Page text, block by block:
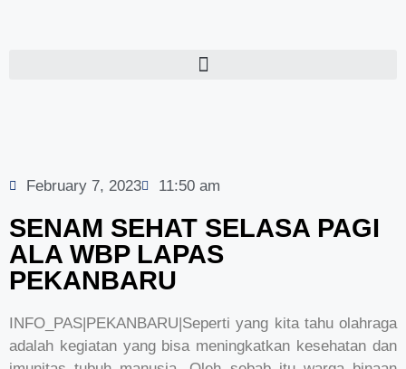
February 7, 2023 11:50 am
SENAM SEHAT SELASA PAGI
ALA WBP LAPAS
PEKANBARU
INFO_PAS|PEKANBARU|Seperti yang kita tahu olahraga
adalah kegiatan yang bisa meningkatkan kesehatan dan